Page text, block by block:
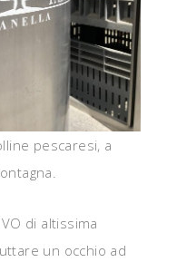
pescaresi, a
di altissima
un occhio ad